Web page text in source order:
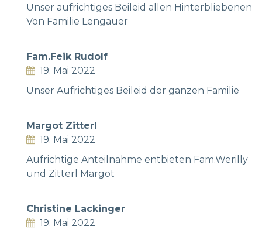
Unser aufrichtiges Beileid allen Hinterbliebenen
Von Familie Lengauer
Fam.Feik Rudolf
19. Mai 2022
Unser Aufrichtiges Beileid der ganzen Familie
Margot Zitterl
19. Mai 2022
Aufrichtige Anteilnahme entbieten Fam.Werilly
und Zitterl Margot
Christine Lackinger
19. Mai 2022